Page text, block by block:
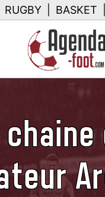
RUGBY BASKET